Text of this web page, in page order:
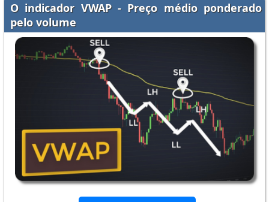
O indicador VWAP - Preço médio ponderado
pelo volume